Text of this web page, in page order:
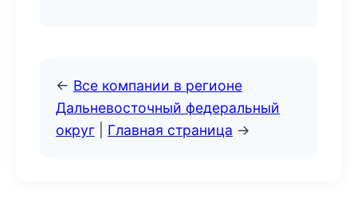
← Все компании в регионе
Дальневосточный федеральный
округ
Главная страница →